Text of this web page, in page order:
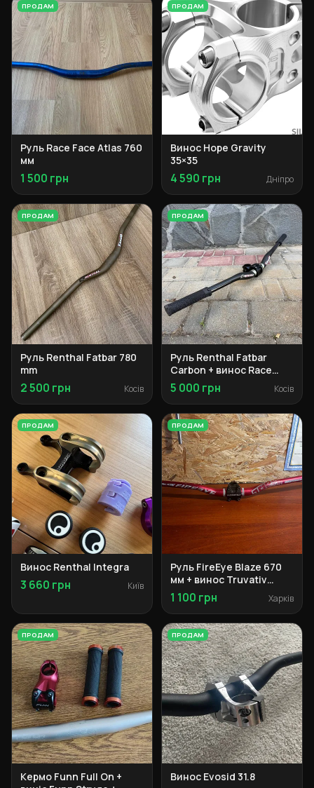
ПРОДАМ
Руль Race Face Atlas 760
мм
1 500 грн
ПРОДАМ
Винос Hope Gravity
35×35
4 590 грн Дніпро
ПРОДАМ
Руль Renthal Fatbar 780
mm
2 500 грн Косів
ПРОДАМ
Руль Renthal Fatbar
Carbon + винос Race
Face Aeffect R + грипси
SDG
5 000 грн Косів
ПРОДАМ
Винос Renthal Integra
3 660 грн Київ
ПРОДАМ
Руль FireEye Blaze 670
мм + винос Truvativ
Hussefelt
1 100 грн Харків
ПРОДАМ
Кермо Funn Full On +
ПРОДАМ
Винос Evosid 31.8